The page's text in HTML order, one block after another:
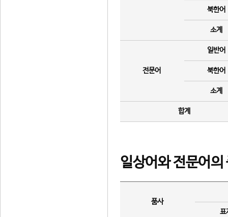
북한어
소계
전문어
일반어
북한어
소계
합계
일상어와 전문어의
품사
표